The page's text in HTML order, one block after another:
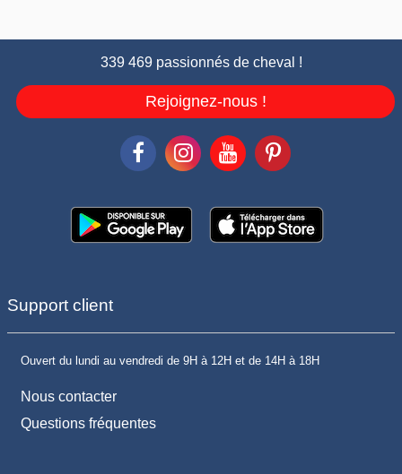
339 469 passionnés de cheval !
Rejoignez-nous !
Support client
Ouvert du lundi au vendredi de 9H à 12H et de 14H à 18H
Nous contacter
Questions fréquentes